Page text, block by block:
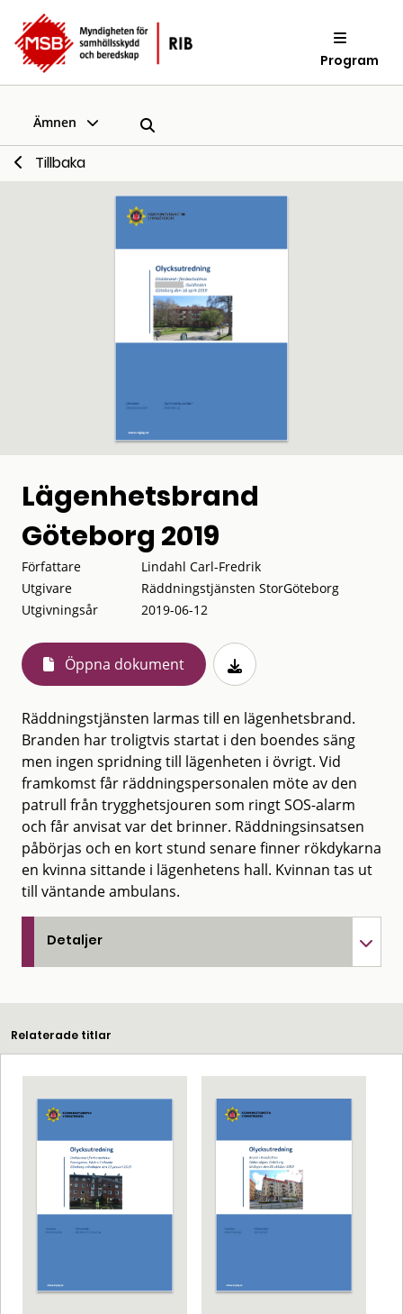
Program
Ämnen
Tillbaka
Lägenhetsbrand
Göteborg 2019
Författare
Lindahl Carl-Fredrik
Utgivare
Räddningstjänsten StorGöteborg
Utgivningsår
2019-06-12
Öppna dokument
Räddningstjänsten larmas till en lägenhetsbrand.
Branden har troligtvis startat i den boendes säng
men ingen spridning till lägenheten i övrigt. Vid
framkomst får räddningspersonalen möte av den
patrull från trygghetsjouren som ringt SOS-alarm
och får anvisat var det brinner. Räddningsinsatsen
påbörjas och en kort stund senare finner rökdykarna
en kvinna sittande i lägenhetens hall. Kvinnan tas ut
till väntande ambulans.
Detaljer
Relaterade titlar